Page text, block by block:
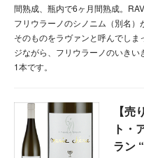
間熟成、瓶内で6ヶ月間熟成。
フリウラーノのシノニム（別名
そのものをラヴァンと呼んでし
ジながら、フリウラーノのいき
1本です。
【
ト・
ラン